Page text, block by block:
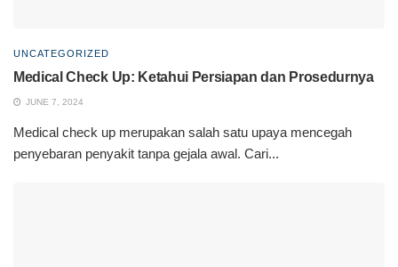
UNCATEGORIZED
Medical Check Up: Ketahui Persiapan dan Prosedurnya
JUNE 7, 2024
Medical check up merupakan salah satu upaya mencegah
penyebaran penyakit tanpa gejala awal. Cari...